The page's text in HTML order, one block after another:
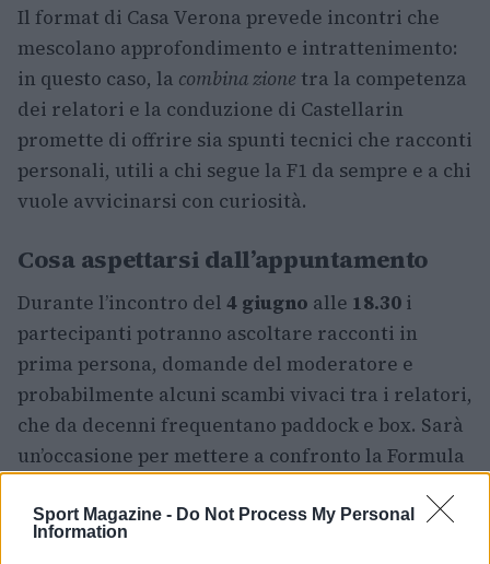
Sport Magazine - Do Not Process My Personal
Information
Il format di Casa Verona prevede incontri che
mescolano approfondimento e intrattenimento:
in questo caso, la combina zione tra la competenza
dei relatori e la conduzione di Castellarin
promette di offrire sia spunti tecnici che racconti
personali, utili a chi segue la F1 da sempre e a chi
vuole avvicinarsi con curiosità.
Cosa aspettarsi dall’appuntamento
Durante l’incontro del 4 giugno alle 18.30 i
partecipanti potranno ascoltare racconti in
prima persona, domande del moderatore e
probabilmente alcuni scambi vivaci tra i relatori,
che da decenni frequentano paddock e box. Sarà
un’occasione per mettere a confronto la Formula
analizzando evoluzioni tecniche, trasformazioni